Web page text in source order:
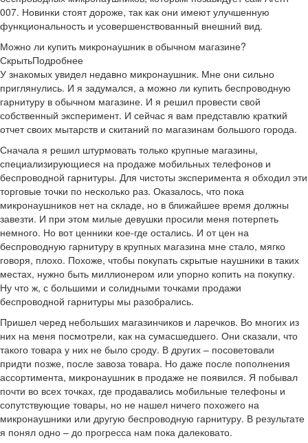
007. Новинки стоят дороже, так как они имеют улучшенную
функциональность и усовершенствованный внешний вид.
Можно ли купить микронаушник в обычном магазине?
СкрытьПодробнее
У знакомых увидел недавно микронаушник. Мне они сильно
приглянулись. И я задумался, а можно ли купить беспроводную
гарнитуру в обычном магазине. И я решил провести свой
собственный эксперимент. И сейчас я вам представлю краткий
отчет своих мытарств и скитаний по магазинам большого города.
Сначала я решил штурмовать только крупные магазины,
специализирующиеся на продаже мобильных телефонов и
беспроводной гарнитуры. Для чистоты эксперимента я обходил эти
торговые точки по несколько раз. Оказалось, что пока
микронаушников нет на складе, но в ближайшее время должны
завезти. И при этом милые девушки просили меня потерпеть
немного. Но вот ценники кое-где остались. И от цен на
беспроводную гарнитуру в крупных магазина мне стало, мягко
говоря, плохо. Похоже, чтобы покупать скрытые наушники в таких
местах, нужно быть миллионером или упорно копить на покупку.
Ну что ж, с большими и солидными точками продажи
беспроводной гарнитуры мы разобрались.
Пришел черед небольших магазинчиков и ларечков. Во многих из
них на меня посмотрели, как на сумасшедшего. Они сказали, что
такого товара у них не было сроду. В других – посоветовали
придти позже, после завоза товара. Но даже после пополнения
ассортимента, микронаушник в продаже не появился. Я побывал
почти во всех точках, где продавались мобильные телефоны и
сопутствующие товары, но не нашел ничего похожего на
микронаушники или другую беспроводную гарнитуру. В результате
я понял одно – до прогресса нам пока далековато.